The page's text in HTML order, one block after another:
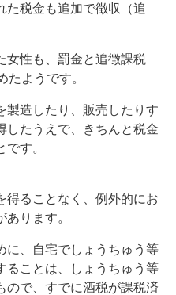
た税金も追加で徴収（追
女性も、罰金と追徴課税
たようです。
製造したり、販売したりす
したうえで、きちんと税金
す。
得ることなく、例外的にお
ります。
に、自宅でしょうちゅう等
ることは、しょうちゅう等
ので、すでに酒税が課税済